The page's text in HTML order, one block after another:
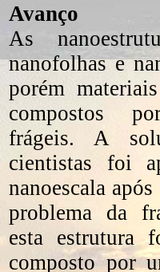
Avanço
As
nanofolhas e
porém
compostos
frágeis. A
cientistas foi
nanoescala
problema da
esta estrutura
composto por